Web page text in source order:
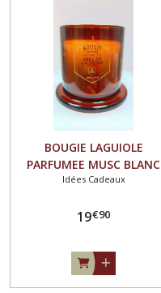
BOUGIE LAGUIOLE
PARFUMEE MUSC BLANC
AVEC SA CLOCHE 145G - *
Idées Cadeaux
19€90